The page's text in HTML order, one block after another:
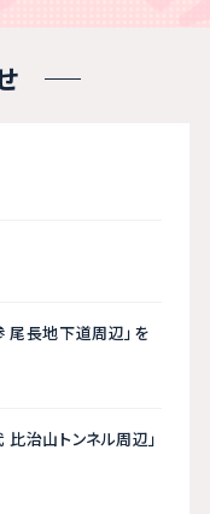
尾長地下道周辺」を
比治山トンネル周辺」